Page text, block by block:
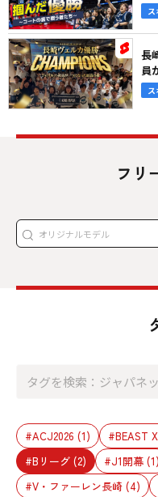
ス
長
員
ス
フリ
#ACJ2026 (1) #BEAST X
#Bリーグ (2) #J1開幕 (1)
#V・ファーレン長崎 (4)